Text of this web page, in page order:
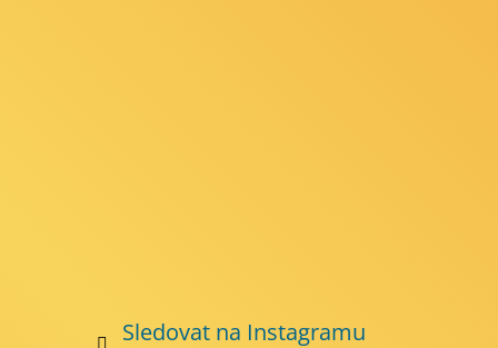
Sledovat na Instagramu